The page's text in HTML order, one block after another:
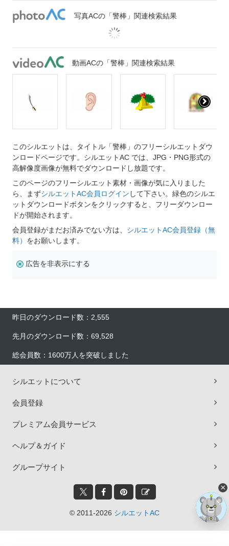
写真ACの「警棒」関連検索結果
動画ACの「警棒」関連検索結果
このシルエットは、タイトル「警棒」のフリーシルエットダウ
ンロードページです。シルエットAC では、JPG・PNG形式の
高解像度画像が無料でダウンロードし放題です。
このページのフリーシルエット素材・画像が気に入りました
ら、まずシルエットAC会員ログイン して下さい。緑色のシルエ
ットダウンロードボタンをクリックすると、フリーダウンロー
ドが開始されます。
会員登録がまだお済みでない方は、 シルエットAC会員登録（無
料） をお願いします。
広告を非表示にする
昨日のダウンロード数：2,555
先月のダウンロード数：69,528
総会員数：1600万人を突破しました
シルエットについて
会員登録
プレミアム会員サービス
ヘルプ＆ガイド
グループサイト
© 2011-2026 シルエットAC
×